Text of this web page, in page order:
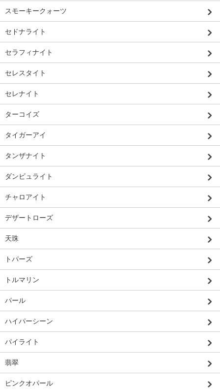
スモーキークォーツ
セドナライト
セラフィナイト
セレスタイト
セレナイト
ターコイズ
タイガーアイ
タンザナイト
ダンビュライト
チャロアイト
デザートローズ
天珠
トパーズ
トルマリン
パール
ハイパーシーン
パイライト
翡翠
ピンクオパール